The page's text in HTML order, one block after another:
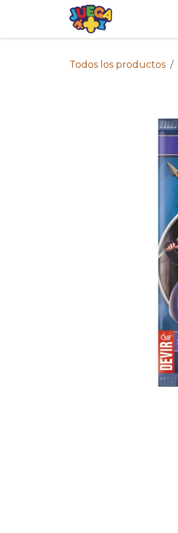
Todos los productos